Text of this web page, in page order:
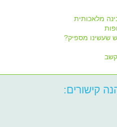
מלאכותית
שעשינו מספיק?
קישורים: